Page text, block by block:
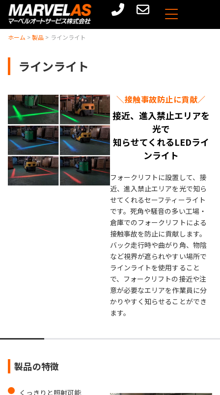
ホーム >製品 > ラインライト
ラインライト
＼接触事故防止に貢献／
接近、進入禁止エリアを​
光で
知らせてくれるLEDライ
ンライト
フォークリフトに設置して、接
近、進入禁止エリアを​光で知ら
せてくれるセーフティーライト
です。死角や騒音の多い工場・
倉庫での​フォークリフトによる
接触事故を防止に貢献します。
バック走行時や曲がり角、物陰
など視界が遮られやすい場所で
ラインライトを使用すること
で、フォークリフトの接近や注
意が必要なエリアを作業員に分
かりやすく知らせることができ
ます。
製品の特徴
くっきりと照射可能